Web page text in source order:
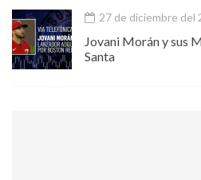
27 de diciembre del
Jovani Morán y sus
Santa